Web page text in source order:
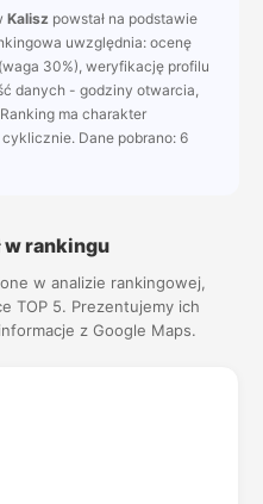
Kalisz powstał na podstawie
uwzględnia: ocenę
30%), weryfikację profilu
danych - godziny otwarcia,
ma charakter
Dane pobrano: 6
w rankingu
w analizie rankingowej,
TOP 5. Prezentujemy ich
z Google Maps.